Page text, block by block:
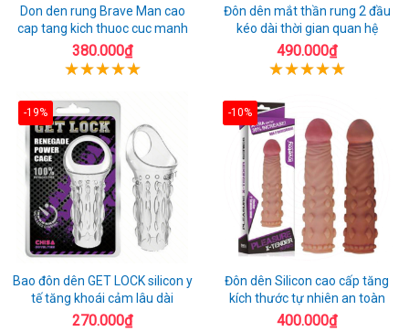
Don den rung Brave Man cao
cap tang kich thuoc cuc manh
380.000₫
Đôn dên mắt thần rung 2 đầu
kéo dài thời gian quan hệ
490.000₫
-19%
Bao đôn dên GET LOCK silicon y
tế tăng khoái cảm lâu dài
270.000₫
-10%
Đôn dên Silicon cao cấp tăng
kích thước tự nhiên an toàn
400.000₫